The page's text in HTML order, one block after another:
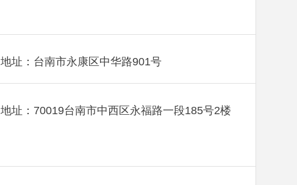
地址：台南市永康区中华路901号
地址：70019台南市中西区永福路一段185号2楼